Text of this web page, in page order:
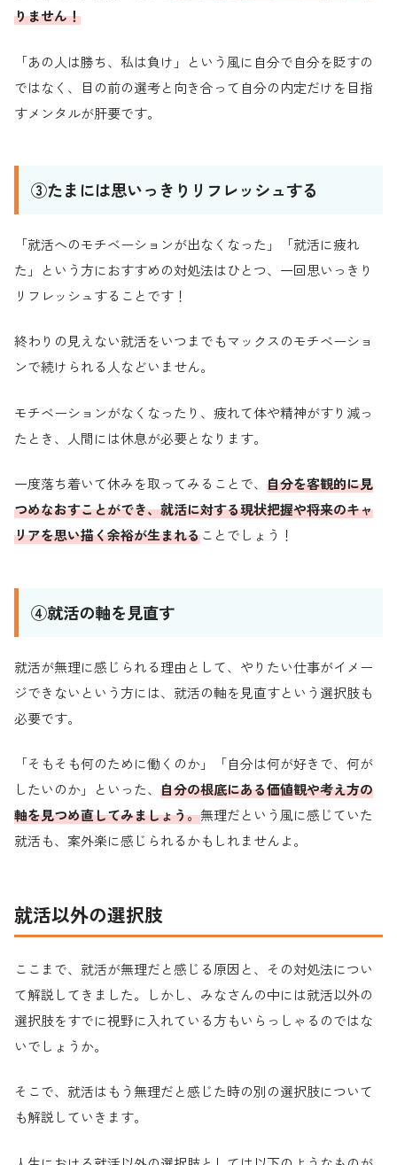
りません！
「あの人は勝ち、私は負け」という風に自分で自分を貶すの
ではなく、目の前の選考と向き合って自分の内定だけを目指
すメンタルが肝要です。
③たまには思いっきりリフレッシュする
「就活へのモチベーションが出なくなった」「就活に疲れ
た」という方におすすめの対処法はひとつ、一回思いっきり
リフレッシュすることです！
終わりの見えない就活をいつまでもマックスのモチベーショ
ンで続けられる人などいません。
モチベーションがなくなったり、疲れて体や精神がすり減っ
たとき、人間には休息が必要となります。
一度落ち着いて休みを取ってみることで、 自分を客観的に見
つめなおすことができ、就活に対する現状把握や将来のキャ
リアを思い描く余裕が生まれることでしょう！
④就活の軸を見直す
就活が無理に感じられる理由として、やりたい仕事がイメー
ジできないという方には、就活の軸を見直すという選択肢も
必要です。
「そもそも何のために働くのか」「自分は何が好きで、何が
したいのか」といった、 自分の根底にある価値観や考え方の
軸を見つめ直してみましょう。無理だという風に感じていた
就活も、案外楽に感じられるかもしれませんよ。
就活以外の選択肢
ここまで、就活が無理だと感じる原因と、その対処法につい
て解説してきました。しかし、みなさんの中には就活以外の
選択肢をすでに視野に入れている方もいらっしゃるのではな
いでしょうか。
そこで、就活はもう無理だと感じた時の別の選択肢について
も解説していきます。